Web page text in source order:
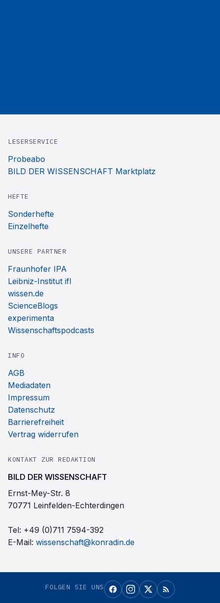
LESERSERVICE
Probeabo
BILD DER WISSENSCHAFT Marktplatz
HEFTE
Sonderhefte
Einzelhefte
UNSERE PARTNER
Fraunhofer IPA
Leibniz-Institut ifl
wissen.de
ScienceBlogs
experimenta
Wissenschaftspodcasts
INFO
AGB
Mediadaten
Impressum
Datenschutz
Barrierefreiheit
Vertrag widerrufen
KONTAKT ZUR REDAKTION
BILD DER WISSENSCHAFT
Ernst-Mey-Str. 8
70771 Leinfelden-Echterdingen
Tel: +49 (0)711 7594-392
E-Mail: wissenschaft@konradin.de
FOLGEN SIE UNS